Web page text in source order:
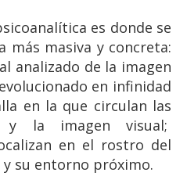
es donde se
más masiva y concreta:
analizado de la imagen
en infinidad
en la que circulan las
y la imagen visual;
en el rostro del
su entorno próximo.